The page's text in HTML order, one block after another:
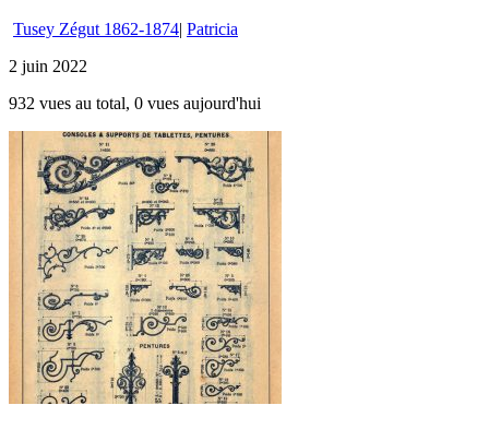
Tusey Zégut 1862-1874| Patricia
2 juin 2022
932 vues au total, 0 vues aujourd'hui